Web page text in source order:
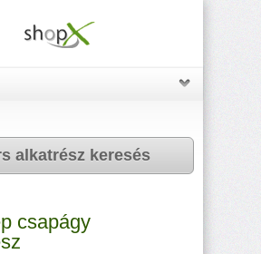
alkatrész keresés
csapágy